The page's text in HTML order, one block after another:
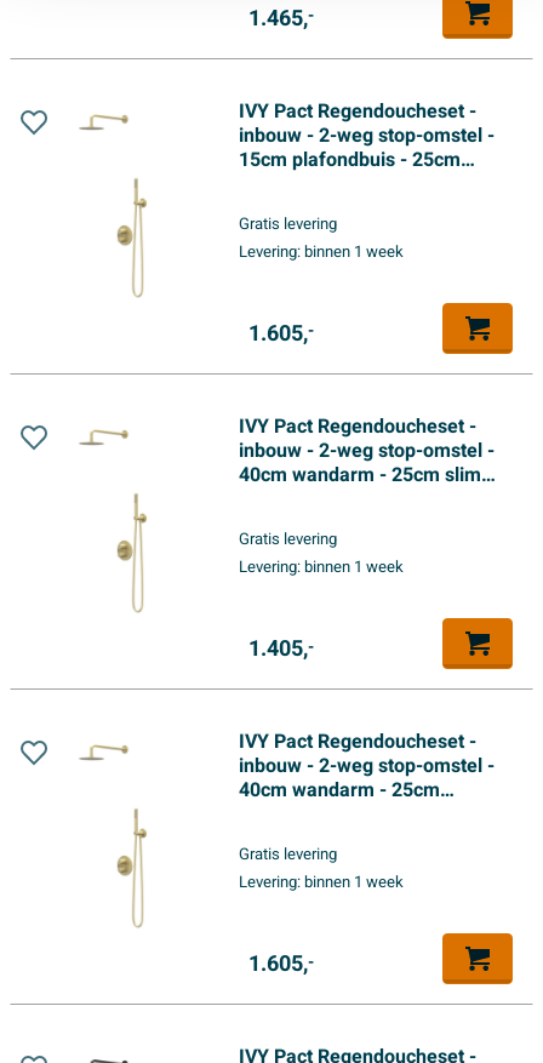
1.465,-
IVY Pact Regendoucheset -
inbouw - 2-weg stop-omstel -
15cm plafondbuis - 25cm
doucheslang - satin spray
handdouche - Geborsteld mat
Gratis levering
Levering:binnen 1 week
1.605,-
IVY Pact Regendoucheset -
inbouw - 2-weg stop-omstel -
40cm wandarm - 25cm slim
doucheslang - satin spray
handdouche - Geborsteld mat
Gratis levering
Levering:binnen 1 week
1.405,-
IVY Pact Regendoucheset -
inbouw - 2-weg stop-omstel -
40cm wandarm - 25cm
doucheslang - satin spray
handdouche - Geborsteld mat
Gratis levering
Levering:binnen 1 week
1.605,-